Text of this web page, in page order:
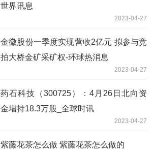
世界讯息
2023-04-27
金徽股份一季度实现营收2亿元 拟参与竞
拍大桥金矿采矿权-环球热消息
2023-04-27
药石科技（300725）：4月26日北向资
金增持18.3万股_全球时讯
2023-04-27
紫藤花茶怎么做 紫藤花茶怎么做的